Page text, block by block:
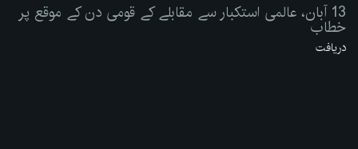
13 آبان، عالمی استکبار سے مقابلے کے قومی دن کے موقع پر
خطاب
دریافت